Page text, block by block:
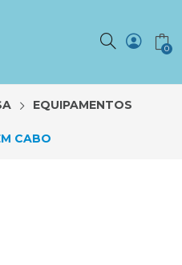
0
EQUIPAMENTOS
CABO